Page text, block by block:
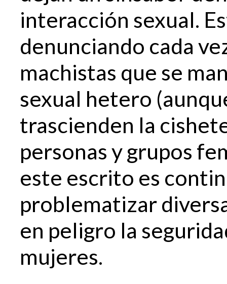
interacción sexual.
denunciando cada
machistas que se
sexual hetero
trascienden la
personas y grupos
este escrito es
problematizar
en peligro la
mujeres.